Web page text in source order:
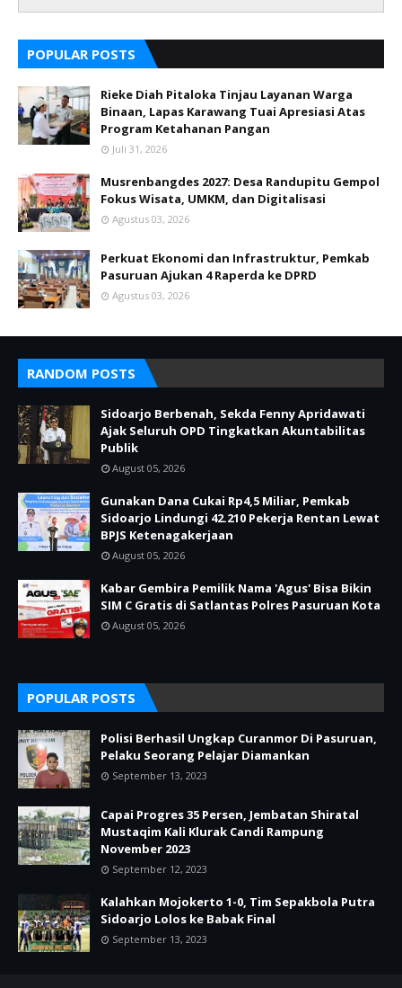
POPULAR POSTS
Rieke Diah Pitaloka Tinjau Layanan Warga
Binaan, Lapas Karawang Tuai Apresiasi Atas
Program Ketahanan Pangan
Juli 31, 2026
Musrenbangdes 2027: Desa Randupitu Gempol
Fokus Wisata, UMKM, dan Digitalisasi
Agustus 03, 2026
Perkuat Ekonomi dan Infrastruktur, Pemkab
Pasuruan Ajukan 4 Raperda ke DPRD
Agustus 03, 2026
RANDOM POSTS
Sidoarjo Berbenah, Sekda Fenny Apridawati
Ajak Seluruh OPD Tingkatkan Akuntabilitas
Publik
August 05, 2026
Gunakan Dana Cukai Rp4,5 Miliar, Pemkab
Sidoarjo Lindungi 42.210 Pekerja Rentan Lewat
BPJS Ketenagakerjaan
August 05, 2026
Kabar Gembira Pemilik Nama 'Agus' Bisa Bikin
SIM C Gratis di Satlantas Polres Pasuruan Kota
August 05, 2026
POPULAR POSTS
Polisi Berhasil Ungkap Curanmor Di Pasuruan,
Pelaku Seorang Pelajar Diamankan
September 13, 2023
Capai Progres 35 Persen, Jembatan Shiratal
Mustaqim Kali Klurak Candi Rampung
November 2023
September 12, 2023
Kalahkan Mojokerto 1-0, Tim Sepakbola Putra
Sidoarjo Lolos ke Babak Final
September 13, 2023